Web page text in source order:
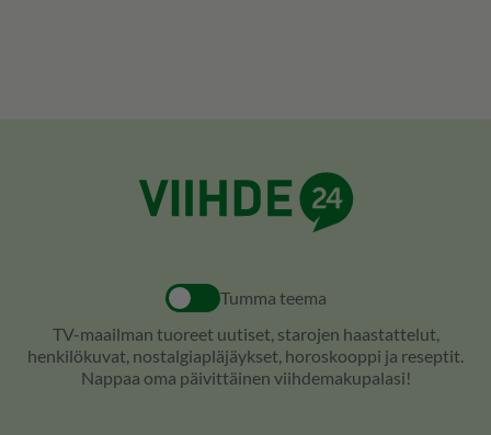
Tumma teema
TV-maailman tuoreet uutiset, starojen haastattelut,
henkilökuvat, nostalgiapläjäykset, horoskooppi ja reseptit.
Nappaa oma päivittäinen viihdemakupalasi!